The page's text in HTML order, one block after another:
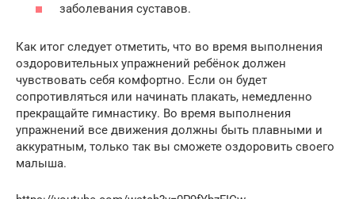
заболевания суставов.
Как итог следует отметить, что во время выполнения
оздоровительных упражнений ребёнок должен
чувствовать себя комфортно. Если он будет
сопротивляться или начинать плакать, немедленно
прекращайте гимнастику. Во время выполнения
упражнений все движения должны быть плавными и
аккуратным, только так вы сможете оздоровить своего
малыша.